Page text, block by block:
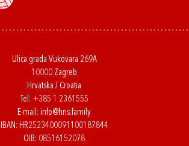
Ulica grada Vukovara 269A
10000 Zagreb
Hrvatska / Croatia
Tel: +385 1 2361555
E-mail: info@hns.family
IBAN: HR2523400091100187844
OIB: 08516152078